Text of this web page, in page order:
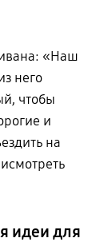
«Наш
него
чтобы
и
на
идеи для